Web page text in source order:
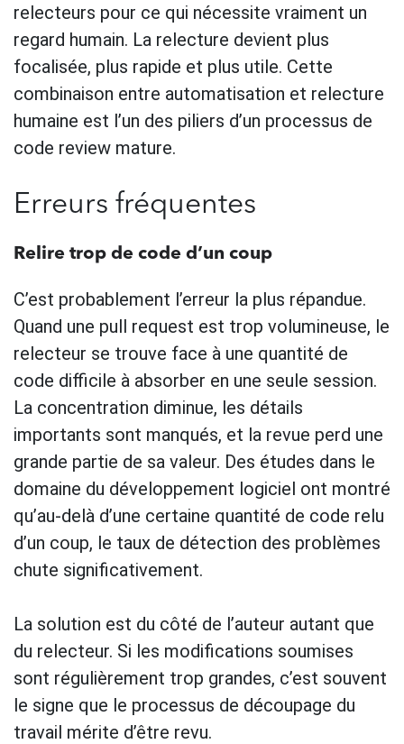
relecteurs pour ce qui nécessite vraiment un
regard humain. La relecture devient plus
focalisée, plus rapide et plus utile. Cette
combinaison entre automatisation et relecture
humaine est l’un des piliers d’un processus de
code review mature.
Erreurs fréquentes
Relire trop de code d’un coup
C’est probablement l’erreur la plus répandue.
Quand une pull request est trop volumineuse, le
relecteur se trouve face à une quantité de
code difficile à absorber en une seule session.
La concentration diminue, les détails
importants sont manqués, et la revue perd une
grande partie de sa valeur. Des études dans le
domaine du développement logiciel ont montré
qu’au-delà d’une certaine quantité de code relu
d’un coup, le taux de détection des problèmes
chute significativement.
La solution est du côté de l’auteur autant que
du relecteur. Si les modifications soumises
sont régulièrement trop grandes, c’est souvent
le signe que le processus de découpage du
travail mérite d’être revu.